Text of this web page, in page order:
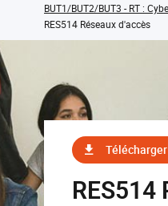
BUT1/BUT2/BUT3 - RT :
RES514 Réseaux d'accès
Télécharger
RES514